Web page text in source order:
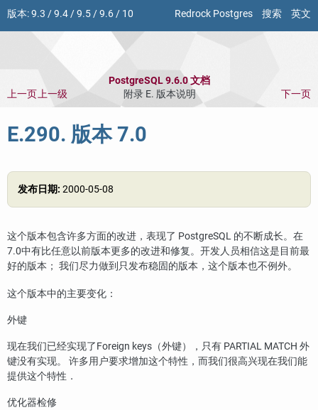
Redrock Postgres 搜索 英文
版本:9.3 /9.4/9.5/9.6/ 10
PostgreSQL 9.6.0 文档
上一页上一级 附录 E. 版本说明 下一页
E.290. 版本 7.0
发布日期: 2000-05-08
这个版本包含许多方面的改进，表现了 PostgreSQL 的不断成长。在
7.0中有比任意以前版本更多的改进和修复。开发人员相信这是目前最
好的版本； 我们尽力做到只发布稳固的版本，这个版本也不例外。
这个版本中的主要变化：
外键
现在我们已经实现了Foreign keys（外键），只有 PARTIAL MATCH 外
键没有实现。 许多用户要求增加这个特性，而我们很高兴现在我们能
提供这个特性．
优化器检修